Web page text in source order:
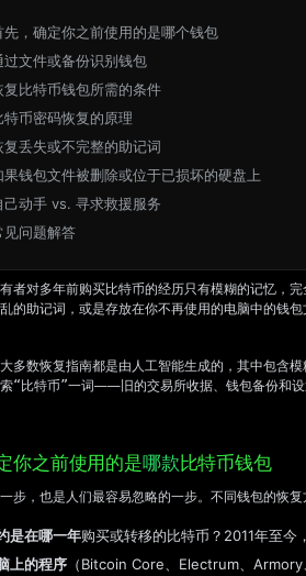
先，确定你之前使用的是哪个钱包
过文件或备份识别钱包
复比特币钱包所需的条件
特币密码恢复的原理
复丢失或不完整的助记词
果钱包文件被删除或位于已损坏的硬盘上
己动手 vs. 寻求救援服务
见问题解答
者对多年前购买比特币的经历只有模糊的记忆，
的助记词，或是存放在你不再使用的电脑中的钱
多数恢复指南都是由人工智能生成的，其中包含
“比特币”一词——旧的交易所收据、钱包备份和设
你之前使用的是哪款比特币钱包
步，也是人们最容易忽略的一步。不同钱包的恢
是在哪一年购买或转移的比特币？2011年至今
上的程序（Bitcoin Core、Electrum、Armory